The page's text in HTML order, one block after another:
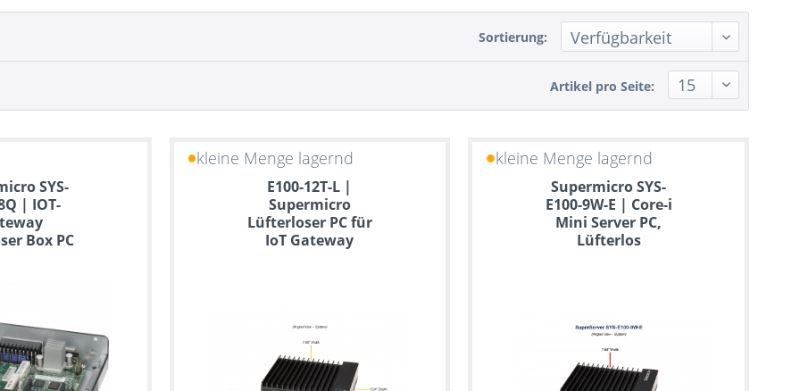
Sortierung:
Artikel pro Seite:
SYS-
| IOT-
Box PC
kleine Menge lagernd
E100-12T-L |
Supermicro
Lüfterloser PC für
IoT Gateway
kleine Menge lagernd
Supermicro SYS-
E100-9W-E | Core-i
Mini Server PC,
Lüfterlos